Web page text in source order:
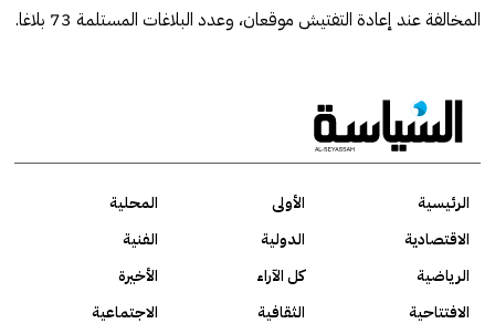
المخالفة عند إعادة التفتيش موقعان، وعدد البلاغات المستلمة 73 بلاغا.
الرئيسية الأولى
المحلية
الاقتصادية
الدولية
الفنية
الرياضية
كل الآراء
الأخيرة
الافتتاحية
الثقافية
الاجتماعية